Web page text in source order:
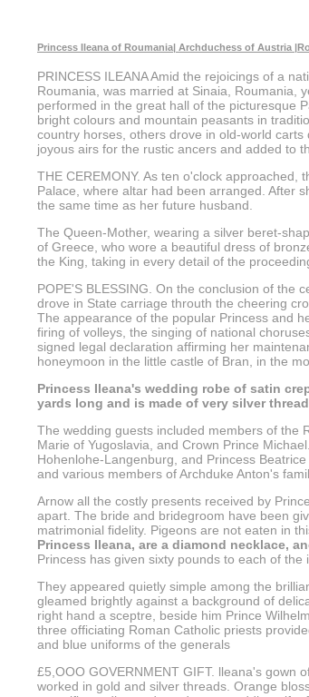
Princess Ileana of Roumania| Archduchess of Austria
PRINCESS ILEANA Amid the rejoicings of a
Roumania, was married at Sinaia, Roumania,
performed in the great hall of the picturesque
bright colours and mountain peasants in
country horses, others drove in old-world
joyous airs for the rustic ancers and added to
THE CEREMONY. As ten o'clock
Palace, where altar had been arranged. After
the same time as her future husband.
The Queen-Mother, wearing a silver beret-
of Greece, who wore a beautiful dress of
the King, taking in every detail of the
POPE'S BLESSING. On the conclusion of the
drove in State carriage throuth the cheering
The appearance of the popular Princess and
firing of volleys, the singing of national
signed legal declaration affirming her
honeymoon in the little castle of Bran, in the
Princess Ileana's wedding robe of satin
yards long and is made of very silver
The wedding guests included members of the
Marie of Yugoslavia, and Crown Prince
Hohenlohe-Langenburg, and Princess
and various members of Archduke Anton's
Arnow all the costly presents received by
apart. The bride and bridegroom have been
matrimonial fidelity. Pigeons are not eaten in
Princess Ileana, are a diamond necklace,
Princess has given sixty pounds to each of
They appeared quietly simple among the
gleamed brightly against a background of
right hand a sceptre, beside him Prince
three officiating Roman Catholic priests
and blue uniforms of the generals
£5,OOO GOVERNMENT GIFT. lleana's gown
worked in gold and silver threads. Orange